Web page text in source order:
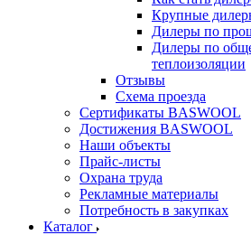
Крупные
Дилеры по
Дилеры по
теплоизоляции
Отзывы
Схема проезда
Сертификаты BASWOOL
Достижения BASWOOL
Наши объекты
Прайс-листы
Охрана труда
Рекламные материалы
Потребность в закупках
Каталог